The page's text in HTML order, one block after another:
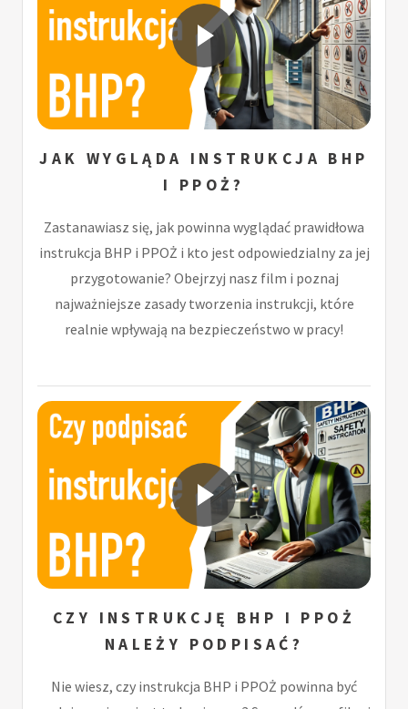
JAK WYGLĄDA INSTRUKCJA BHP
I PPOŻ?
Zastanawiasz się, jak powinna wyglądać prawidłowa
instrukcja BHP i PPOŻ i kto jest odpowiedzialny za jej
przygotowanie? Obejrzyj nasz film i poznaj
najważniejsze zasady tworzenia instrukcji, które
realnie wpływają na bezpieczeństwo w pracy!
CZY INSTRUKCJĘ BHP I PPOŻ
NALEŻY PODPISAĆ?
Nie wiesz, czy instrukcja BHP i PPOŻ powinna być